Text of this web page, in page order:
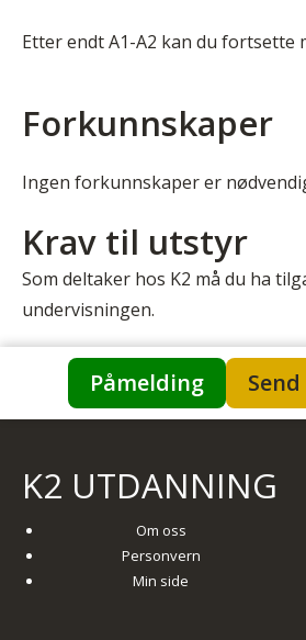
Etter endt A1-A2 kan du fortsette
Forkunnskaper
Ingen forkunnskaper er
Krav til utstyr
Som deltaker hos K2 må du ha
undervisningen.
Påmelding
K2 UTDANNING
Om oss
Personvern
Min side